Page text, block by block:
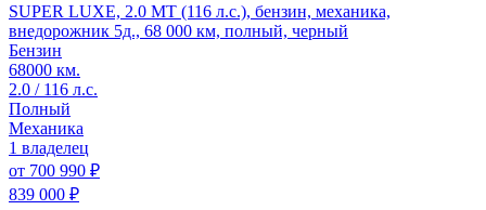
SUPER LUXE, 2.0 MT (116 л.с.), бензин, механика,
внедорожник 5д., 68 000 км, полный, черный
Бензин
68000 км.
2.0 / 116 л.с.
Полный
Механика
1 владелец
от 700 990 ₽
839 000 ₽